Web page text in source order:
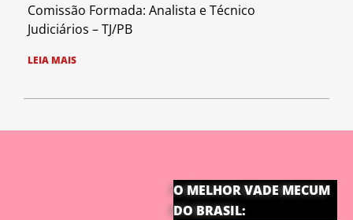
Comissão Formada: Analista e Técnico
Judiciários – TJ/PB
LEIA MAIS
O MELHOR VADE MECUM
DO BRASIL: